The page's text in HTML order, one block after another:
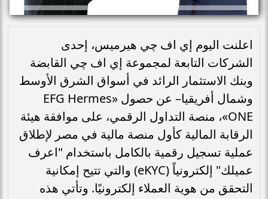
اعلنت اليوم إي اف چي هيرميس، إحدى
الشركات التابعة لمجموعة إي اف چي القابضة
وبنك الاستثمار الرائد في أسواق الشرق الأوسط
وشمال أفريقيا– عن حصول «EFG Hermes
ONE»، منصة التداول الرقمي، على موافقة هيئة
الرقابة المالية كأول منصة مالية في مصر لإطلاق
عملية تسجيل رقمية بالكامل باستخدام "اعرف
عميلك" إلكترونياً (eKYC) والتي تتيح إمكانية
التحقق من هوية العملاء إلكترونيًا. وتأتي هذه